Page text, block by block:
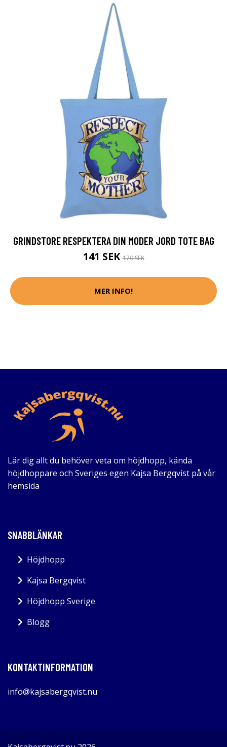
GRINDSTORE RESPEKTERA DIN MODER JORD TOTE BAG
141 SEK170 SEK
MER INFO!
Lär dig allt du behöver veta om höjdhopp, kända
höjdhoppare och Sveriges egen Kajsa Bergqvist på vår
hemsida
SNABBLÄNKAR
Höjdhopp
Kajsa Bergqvist
Höjdhopp Sverige
Blogg
KONTAKTINFORMATION
info@kajsabergqvist.nu